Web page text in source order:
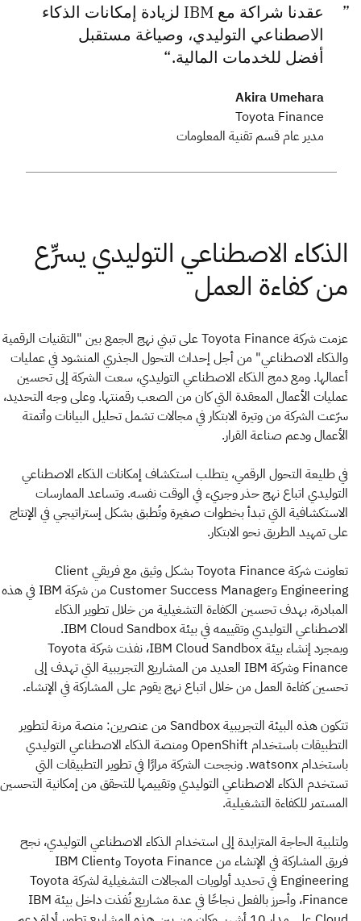
عقدنا شراكة مع IBM لزيادة إمكانات الذكاء
الاصطناعي التوليدي، وصياغة مستقبل
أفضل للخدمات المالية.
Akira Umehara
Toyota Finance
مدير عام قسم تقنية المعلومات
عزمت شركة Toyota Finance على تبني نهج الجمع بين "التقنيات الرقمية
والذكاء الاصطناعي" من أجل إحداث التحول الجذري المنشود في عمليات
أعمالها. ومع دمج الذكاء الاصطناعي التوليدي، سعت الشركة إلى تحسين
عمليات الأعمال المعقدة التي كان من الصعب رقمنتها. وعلى وجه التحديد،
سرّعت الشركة من وتيرة الابتكار في مجالات تشمل تحليل البيانات وأتمتة
الأعمال ودعم صناعة القرار.
في طليعة التحول الرقمي، يتطلب استكشاف إمكانات الذكاء الاصطناعي
التوليدي اتباع نهج حذر وجريء في الوقت نفسه. وتساعد الممارسات
الاستكشافية التي تبدأ بخطوات صغيرة وتُطبق بشكل إستراتيجي في الإنتاج
على تمهيد الطريق نحو الابتكار.
تعاونت شركة Toyota Finance بشكل وثيق مع فريقي Client
Engineering وCustomer Success Manager من شركة IBM في هذه
المبادرة، بهدف تحسين الكفاءة التشغيلية من خلال تطوير الذكاء
الاصطناعي التوليدي وتقييمه في بيئة IBM Cloud Sandbox.
وبمجرد إنشاء بيئة IBM Cloud Sandbox، نفذت شركة Toyota
Finance وشركة IBM العديد من المشاريع التجريبية التي تهدف إلى
تحسين كفاءة العمل من خلال اتباع نهج يقوم على المشاركة في الإنشاء.
تتكون هذه البيئة التجريبية Sandbox من عنصرين: منصة مرنة لتطوير
التطبيقات باستخدام OpenShift ومنصة الذكاء الاصطناعي التوليدي
باستخدام watsonx. ونجحت الشركة مرارًا في تطوير التطبيقات التي
تستخدم الذكاء الاصطناعي التوليدي وتقييمها للتحقق من إمكانية التحسين
المستمر للكفاءة التشغيلية.
ولتلبية الحاجة المتزايدة إلى استخدام الذكاء الاصطناعي التوليدي، نجح
فريق المشاركة في الإنشاء من Toyota Finance وIBM Client
Engineering في تحديد أولويات المجالات التشغيلية لشركة Toyota
Finance، وأحرز بالفعل نجاحًا في عدة مشاريع نُفذت داخل بيئة IBM